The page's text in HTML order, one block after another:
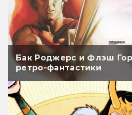
Бак Роджерс и Флэш
ретро-фантастики